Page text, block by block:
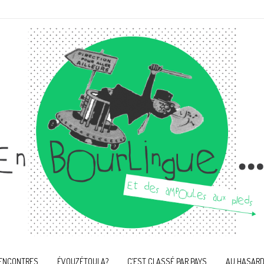
ÉVOUZÉTOULA? C’EST CLASSÉ PAR PAYS AU